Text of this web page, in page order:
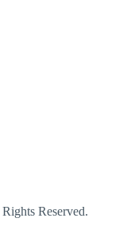
Reserved.